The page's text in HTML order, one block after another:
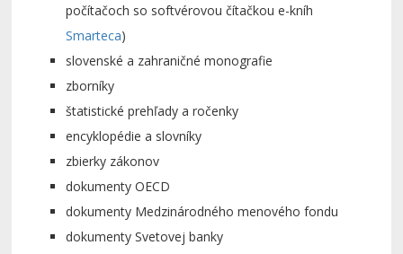
počítačoch so softvérovou čítačkou e-kníh
Smarteca)
slovenské a zahraničné monografie
zborníky
štatistické prehľady a ročenky
encyklopédie a slovníky
zbierky zákonov
dokumenty OECD
dokumenty Medzinárodného menového fondu
dokumenty Svetovej banky